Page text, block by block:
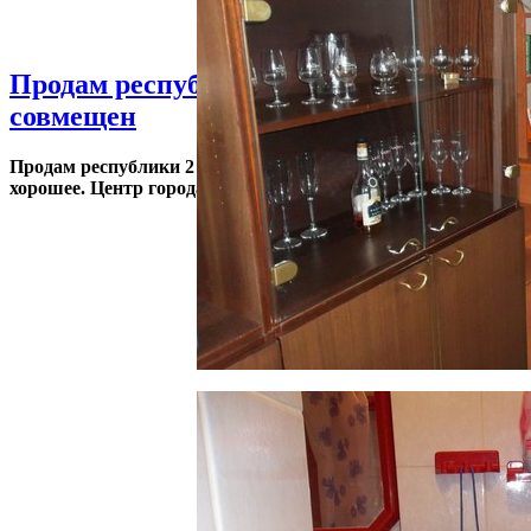
Продам республики 2 комн 86 серия. С/
совмещен
Продам республики 2 комн 86 серия. С/у совмещен.
хорошее. Центр города. Цена 2300000